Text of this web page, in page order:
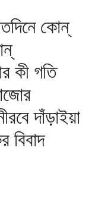
কোন্‌
কী গতি
দাঁড়াইয়া
বিবাদ